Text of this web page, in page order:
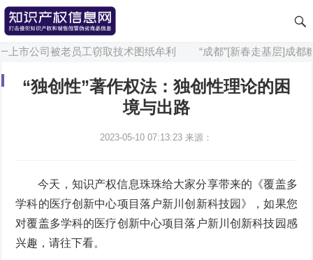
市公司被老员工窃取技术图纸牟利 “成都”[新春走基层]成都
“独创性”著作权法：独创性理论的困
境与出路
2023-05-10 07:13:23 来源：
今天，知识产权信息珠珠给大家分享带来的《覆盖多
学科的医疗创新中心项目落户新川创新科技园》，如果您
对覆盖多学科的医疗创新中心项目落户新川创新科技园感
兴趣，请往下看。